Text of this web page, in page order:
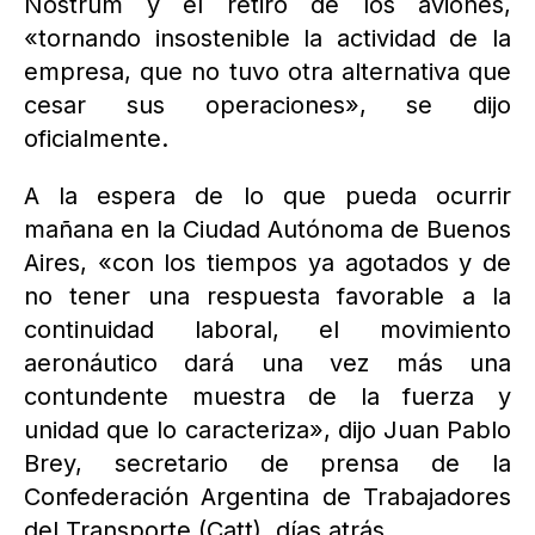
«tornando insostenible la actividad de la
empresa, que no tuvo otra alternativa que
cesar sus operaciones», se dijo
oficialmente.
A la espera de lo que pueda ocurrir
mañana en la Ciudad Autónoma de Buenos
Aires, «con los tiempos ya agotados y de
no tener una respuesta favorable a la
continuidad laboral, el movimiento
aeronáutico dará una vez más una
contundente muestra de la fuerza y
unidad que lo caracteriza», dijo Juan Pablo
Brey, secretario de prensa de la
Confederación Argentina de Trabajadores